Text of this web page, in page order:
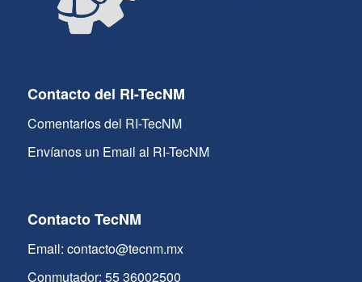
Contacto del RI-TecNM
Comentarios del RI-TecNM
Envíanos un Email al RI-TecNM
Contacto TecNM
Email: contacto@tecnm.mx
Conmutador: 55 36002500